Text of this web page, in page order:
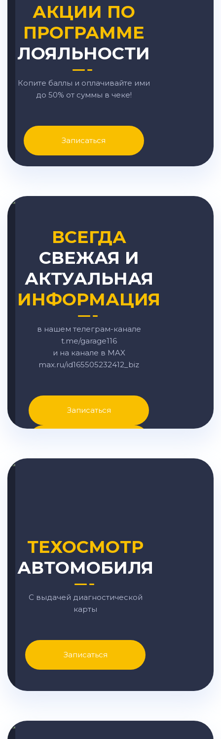
АКЦИИ ПО
ПРОГРАММЕ
ЛОЯЛЬНОСТИ
Копите баллы и оплачивайте ими
до 50% от суммы в чеке!
Записаться
ВСЕГДА
СВЕЖАЯ И
АКТУАЛЬНАЯ
ИНФОРМАЦИЯ
в нашем телеграм-канале
t.me/garage116
и на канале в MAX
max.ru/id165505232412_biz
Записаться
ТЕХОСМОТР
АВТОМОБИЛЯ
С выдачей диагностической
карты
Записаться